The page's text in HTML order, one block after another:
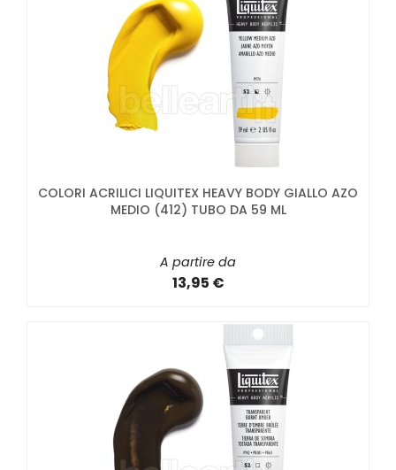
COLORI ACRILICI LIQUITEX HEAVY BODY GIALLO AZO
MEDIO (412) TUBO DA 59 ML
A partire da
13,95 €